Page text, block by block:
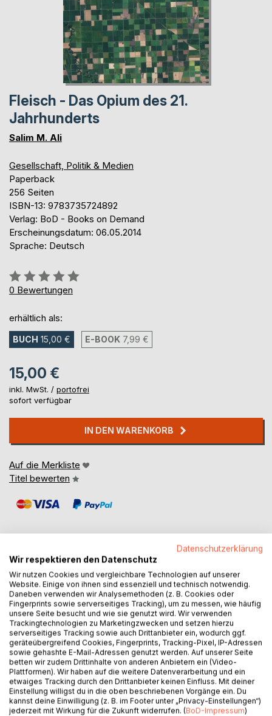
Fleisch - Das Opium des 21.
Jahrhunderts
Salim M. Ali
Gesellschaft, Politik & Medien
Paperback
256 Seiten
ISBN-13: 9783735724892
Verlag: BoD - Books on Demand
Erscheinungsdatum: 06.05.2014
Sprache: Deutsch
Bewertung::
0%
0 Bewertungen
erhältlich als:
BUCH 15,00 € E-BOOK 7,99 €
15,00 €
inkl. MwSt. / portofrei
sofort verfügbar
IN DEN WARENKORB
Auf die Merkliste
Titel bewerten
BESCHREIBUNG
Weltweit steigt der Lebensstandard und entsprechend der
Fleischkonsum. Fleisch wird allmählich die Grundnahrung
der Weltbevölkerung und die Landwirtschaft konzentriert
sich auf die Produktion von Nahrungsmitteln tierischer
Herkunft. Die wilde Tier- und Pflanzenwelt verschwindet
schrittweise, wobei die Tierhaltung und der
Futtermittelanbau in den Vordergrund rücken.
Ernährungskrankheiten und Umweltkatastrophen bleiben als
unser Erbe übrig, wenn keine rechtzeitigen
Datenschutzerklärung
Wir respektieren den Datenschutz
Wir nutzen Cookies und vergleichbare Technologien auf unserer
Website. Einige von ihnen sind essenziell und technisch notwendig.
Daneben verwenden wir Analysemethoden (z. B. Cookies oder
Fingerprints sowie serverseitiges Tracking), um zu messen, wie häufig
unsere Seite besucht und wie sie genutzt wird. Wir verwenden
Trackingtechnologien zu Marketingzwecken und setzen hierzu
serverseitiges Tracking sowie auch Drittanbieter ein, wodurch ggf.
geräteübergreifend Cookies, Fingerprints, Tracking-Pixel, IP-Adressen
sowie gehashte E-Mail-Adressen genutzt werden. Auf unserer Seite
betten wir zudem Drittinhalte von anderen Anbietern ein (Video-
Plattformen). Wir haben auf die weitere Datenverarbeitung und ein
etwaiges Tracking durch den Drittanbieter keinen Einfluss. Mit deiner
Einstellung willigst du in die oben beschriebenen Vorgänge ein. Du
kannst deine Einwilligung (z. B. im Footer unter „Privacy-Einstellungen“)
jederzeit mit Wirkung für die Zukunft widerrufen. (BoD-Impressum)